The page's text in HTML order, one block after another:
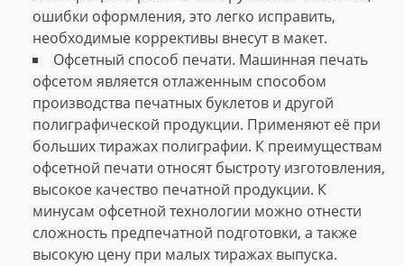
ошибки оформления, это легко исправить,
необходимые коррективы внесут в макет.
Офсетный способ печати. Машинная печать
офсетом является отлаженным способом
производства печатных буклетов и другой
полиграфической продукции. Применяют её при
больших тиражах полиграфии. К преимуществам
офсетной печати относят быстроту изготовления,
высокое качество печатной продукции. К
минусам офсетной технологии можно отнести
сложность предпечатной подготовки, а также
высокую цену при малых тиражах выпуска.